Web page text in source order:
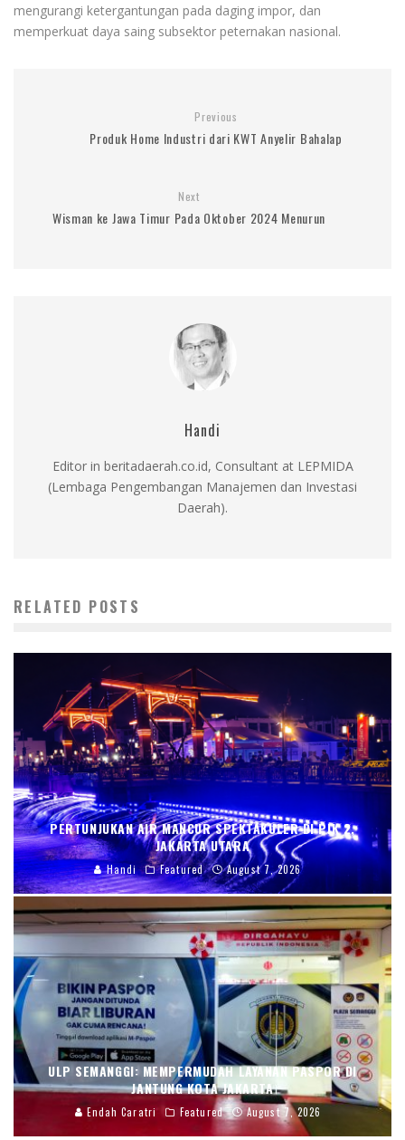
mengurangi ketergantungan pada daging impor, dan
memperkuat daya saing subsektor peternakan nasional.
Previous
Produk Home Industri dari KWT Anyelir Bahalap
Next
Wisman ke Jawa Timur Pada Oktober 2024 Menurun
Handi
Editor in beritadaerah.co.id, Consultant at LEPMIDA
(Lembaga Pengembangan Manajemen dan Investasi
Daerah).
RELATED POSTS
PERTUNJUKAN AIR MANCUR SPEKTAKULER DI PIK 2,
JAKARTA UTARA
Handi Featured August 7, 2026
ULP SEMANGGI: MEMPERMUDAH LAYANAN PASPOR DI
JANTUNG KOTA JAKARTA
Endah Caratri Featured August 7, 2026